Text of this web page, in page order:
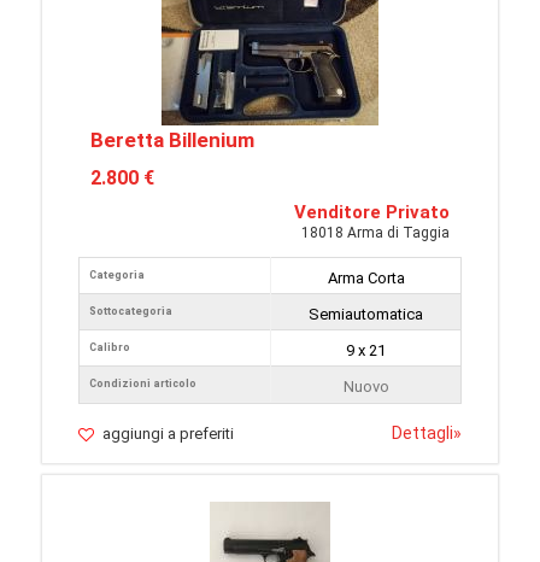
Beretta Billenium
2.800 €
Venditore Privato
18018 Arma di Taggia
Categoria
Sottocategoria
Calibro
Condizioni articolo
Arma Corta
Semiautomatica
9 x 21
Nuovo
aggiungi a preferiti Dettagli»